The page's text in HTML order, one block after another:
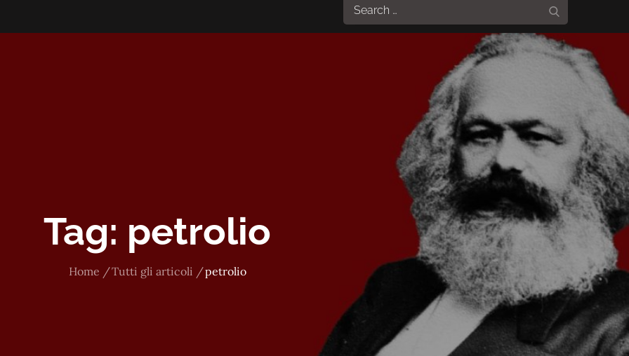
Search
for:
Tag: petrolio
Home Tutti gli articoli petrolio